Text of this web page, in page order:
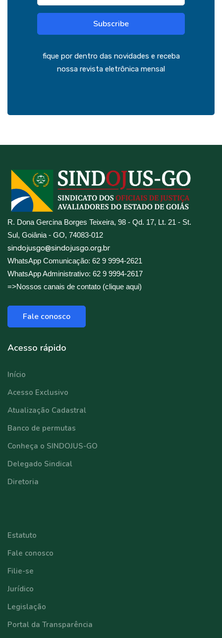
Subscribe
fique por dentro das novidades e receba
nossa revista eletrônica mensal
R. Dona Gercina Borges Teixeira, 98 - Qd. 17, Lt. 21 - St.
Sul, Goiânia - GO, 74083-012
sindojusgo@sindojusgo.org.br
WhatsApp Comunicação: 62 9 9994-2621
WhatsApp Administrativo: 62 9 9994-2617
=>Nossos canais de contato (clique aqui)
Fale conosco
Acesso rápido
Início
Acesso Exclusivo
Atualização Cadastral
Banco de permutas
Conheça o SINDOJUS-GO
Delegado Sindical
Diretoria
Estatuto
Fale conosco
Filie-se
Jurídico
Legislação
Portal da Transparência